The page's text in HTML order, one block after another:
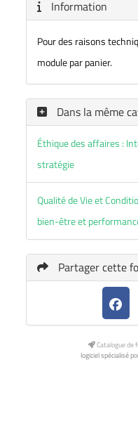
Information
Pour des raisons
module par panier.
Dans la même
Éthique des affaires :
stratégie
Qualité de Vie et
bien-être et
Partager cette
Catalogue de
logiciel spécialisé